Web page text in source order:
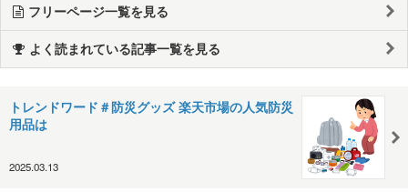
フリーページ一覧を見る
よく読まれている記事一覧を見る
トレンドワード＃防災グッズ 楽天市場の人気防災
用品は
2025.03.13